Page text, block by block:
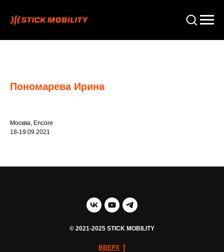
Пономарева Ирина
Москва, Encore
18-19.09.2021
© 2021-2025 STICK MOBILITY
ВВЕРХ